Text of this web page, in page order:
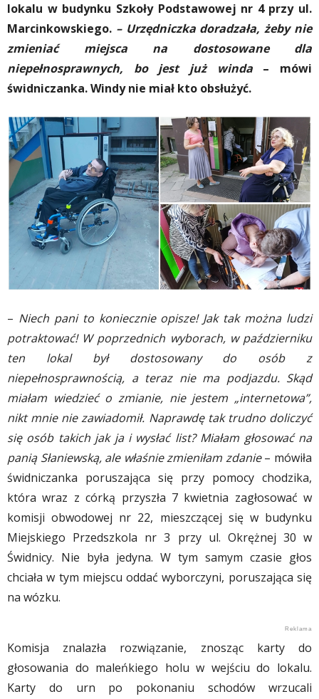
lokalu w budynku Szkoły Podstawowej nr 4 przy ul.
Marcinkowskiego. – Urzędniczka doradzała, żeby nie
zmieniać miejsca na dostosowane dla
niepełnosprawnych, bo jest już winda– mówi
świdniczanka. Windy nie miał kto obsłużyć.
– Niech pani to koniecznie opisze! Jak tak można ludzi
potraktować! W poprzednich wyborach, w październiku
ten lokal był dostosowany do osób z
niepełnosprawnością, a teraz nie ma podjazdu. Skąd
miałam wiedzieć o zmianie, nie jestem „internetowa”,
nikt mnie nie zawiadomił. Naprawdę tak trudno doliczyć
się osób takich jak ja i wysłać list? Miałam głosować na
panią Słaniewską, ale właśnie zmieniłam zdanie– mówiła
świdniczanka poruszająca się przy pomocy chodzika,
która wraz z córką przyszła 7 kwietnia zagłosować w
komisji obwodowej nr 22, mieszczącej się w budynku
Miejskiego Przedszkola nr 3 przy ul. Okrężnej 30 w
Świdnicy. Nie była jedyna. W tym samym czasie głos
chciała w tym miejscu oddać wyborczyni, poruszająca się
na wózku.
Komisja znalazła rozwiązanie, znosząc karty do
głosowania do maleńkiego holu w wejściu do lokalu.
Karty do urn po pokonaniu schodów wrzucali